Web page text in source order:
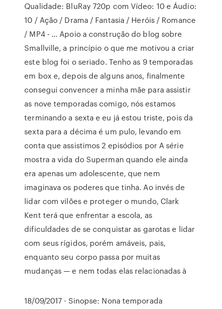
Qualidade: BluRay 720p com Vídeo: 10 e Áudio:
10 / Ação / Drama / Fantasia / Heróis / Romance
/ MP4 - … Apoio a construção do blog sobre
Smallville, a princípio o que me motivou a criar
este blog foi o seriado. Tenho as 9 temporadas
em box e, depois de alguns anos, finalmente
consegui convencer a minha mãe para assistir
as nove temporadas comigo, nós estamos
terminando a sexta e eu já estou triste, pois da
sexta para a décima é um pulo, levando em
conta que assistimos 2 episódios por A série
mostra a vida do Superman quando ele ainda
era apenas um adolescente, que nem
imaginava os poderes que tinha. Ao invés de
lidar com vilões e proteger o mundo, Clark
Kent terá que enfrentar a escola, as
dificuldades de se conquistar as garotas e lidar
com seus rígidos, porém amáveis, pais,
enquanto seu corpo passa por muitas
mudanças — e nem todas elas relacionadas à
18/09/2017 · Sinopse: Nona temporada